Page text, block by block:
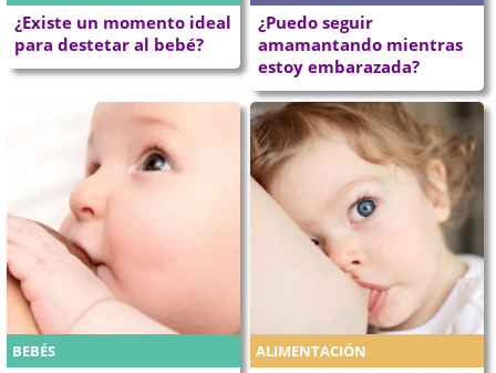
¿Existe un momento ideal
para destetar al bebé?
¿Puedo seguir
amamantando mientras
estoy embarazada?
BEBÉS ALIMENTACIÓN